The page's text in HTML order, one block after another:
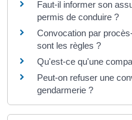
Faut-il informer son
permis de conduire ?
Convocation par
sont les règles ?
Qu'est-ce qu'une
Peut-on refuser une
gendarmerie ?